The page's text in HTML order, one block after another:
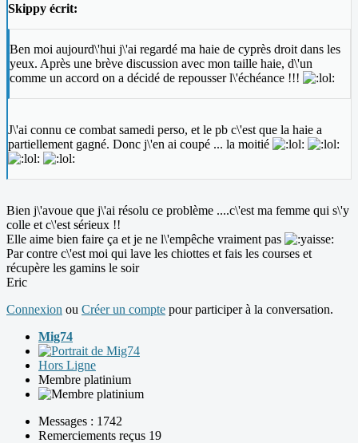
Skippy écrit:
Ben moi aujourd\'hui j\'ai regardé ma haie de cyprès droit dans les
yeux. Après une brève discussion avec mon taille haie, d\'un
comme un accord on a décidé de repousser l\'échéance !!!
J\'ai connu ce combat samedi perso, et le pb c\'est que la haie a
partiellement gagné. Donc j\'en ai coupé ... la moitié
Bien j\'avoue que j\'ai résolu ce problème ....c\'est ma femme qui s\'y
colle et c\'est sérieux !!
Elle aime bien faire ça et je ne l\'empêche vraiment pas
Par contre c\'est moi qui lave les chiottes et fais les courses et
récupère les gamins le soir
Eric
Connexion ou Créer un compte pour participer à la conversation.
Mig74
Hors Ligne
Membre platinium
Messages : 1742
Remerciements reçus 19